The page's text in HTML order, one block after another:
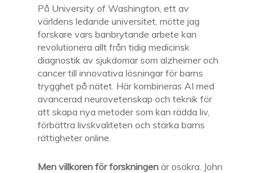
På University of Washington, ett av
världens ledande universitet, mötte jag
forskare vars banbrytande arbete kan
revolutionera allt från tidig medicinsk
diagnostik av sjukdomar som alzheimer och
cancer till innovativa lösningar för barns
trygghet på nätet. Här kombineras AI med
avancerad neurovetenskap och teknik för
att skapa nya metoder som kan rädda liv,
förbättra livskvaliteten och stärka barns
rättigheter online.
Men villkoren för forskningen är osäkra. John